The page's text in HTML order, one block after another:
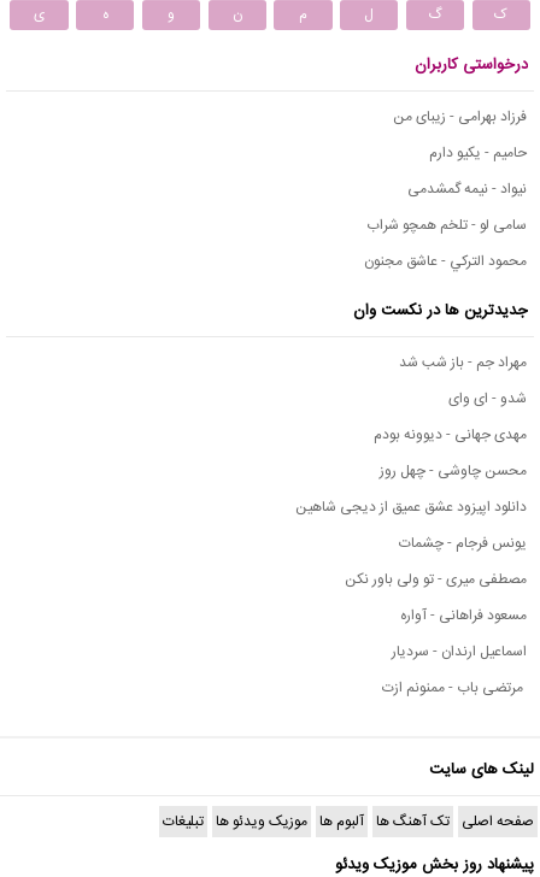
ک
گ ل م ن و ه ی
درخواستی کاربران
فرزاد بهرامی - زیبای من
حامیم - یکیو دارم
نیواد - نیمه گمشدمی
سامی لو - تلخم همچو شراب
محمود التركي - عاشق مجنون
جدیدترین ها در نکست وان
مهراد جم - باز شب شد
شدو - ای وای
مهدی جهانی - دیوونه بودم
محسن چاوشی - چهل روز
دانلود اپیزود عشق عمیق از دیجی شاهین
یونس فرجام - چشمات
مصطفی میری - تو ولی باور نکن
مسعود فراهانی - آواره
اسماعیل ارندان - سردیار
مرتضی باب - ممنونم ازت
لینک های سایت
صفحه اصلی تک آهنگ ها آلبوم ها موزیک ویدئو ها تبلیغات
پیشنهاد روز بخش موزیک ویدئو